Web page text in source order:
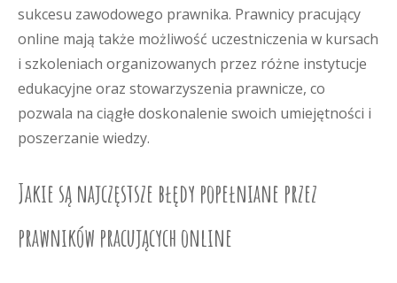
sukcesu zawodowego prawnika. Prawnicy pracujący
online mają także możliwość uczestniczenia w kursach
i szkoleniach organizowanych przez różne instytucje
edukacyjne oraz stowarzyszenia prawnicze, co
pozwala na ciągłe doskonalenie swoich umiejętności i
poszerzanie wiedzy.
Jakie są najczęstsze błędy popełniane przez
prawników pracujących online